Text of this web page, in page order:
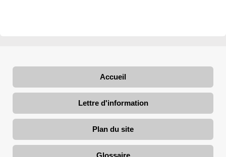
Accueil
Lettre d'information
Plan du site
Glossaire